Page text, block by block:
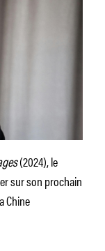
(2024), le
sur son prochain
Chine